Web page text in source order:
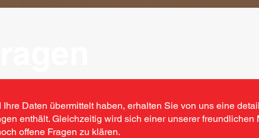
Daten übermittelt haben, erhalten Sie von uns eine
enthält. Gleichzeitig wird sich einer unserer freundlichen
offene Fragen zu klären.